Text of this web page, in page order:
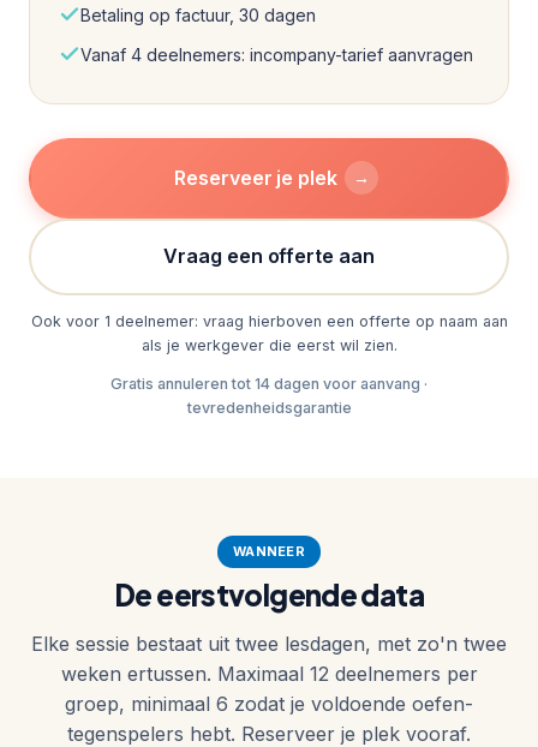
Betaling op factuur, 30 dagen
Vanaf 4 deelnemers: incompany-tarief aanvragen
Reserveer je plek →
Vraag een offerte aan
Ook voor 1 deelnemer: vraag hierboven een offerte op naam aan
als je werkgever die eerst wil zien.
Gratis annuleren tot 14 dagen voor aanvang ·
tevredenheidsgarantie
WANNEER
De eerstvolgende data
Elke sessie bestaat uit twee lesdagen, met zo'n twee
weken ertussen. Maximaal 12 deelnemers per
groep, minimaal 6 zodat je voldoende oefen-
tegenspelers hebt. Reserveer je plek vooraf.